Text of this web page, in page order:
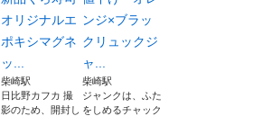
オリジナルエ
ポキシマグネ
ッ...
柴崎駅
日比野カフカ 撮
影のため、開封し
ンジ×ブラッ
クリュックジ
ャ...
柴崎駅
ジャンクは、ふた
をしめるチャック